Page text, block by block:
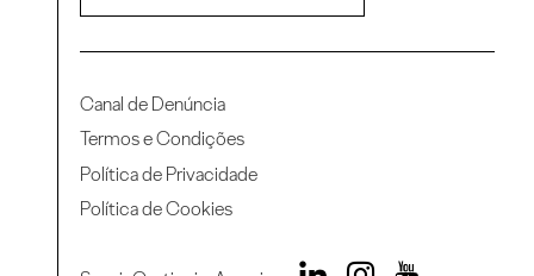
Canal de Denúncia
Termos e Condições
Política de Privacidade
Política de Cookies